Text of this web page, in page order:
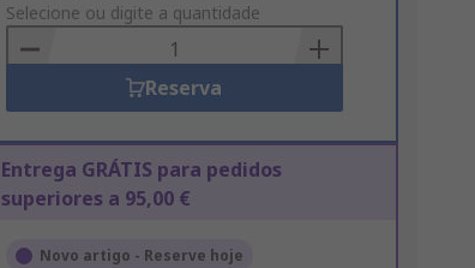
to
Basket
Selecione ou digite a quantidade
Reserva
Entrega GRÁTIS para pedidos
superiores a 95,00 €
Novo artigo - Reserve hoje